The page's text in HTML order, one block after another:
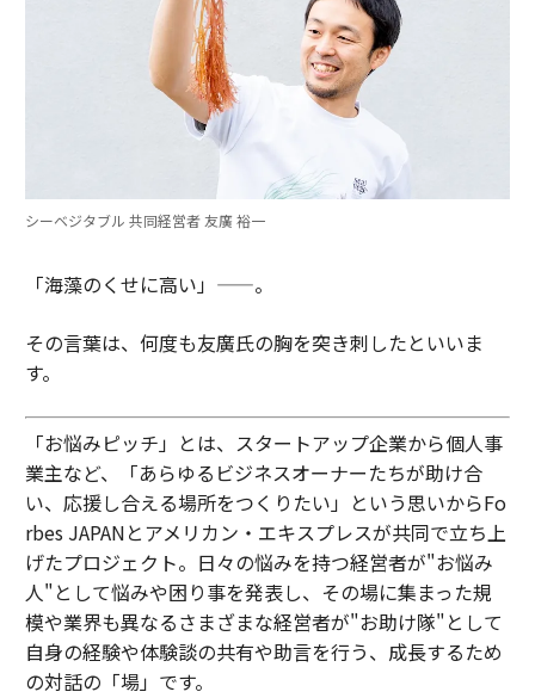
シーベジタブル 共同経営者 友廣 裕一
「海藻のくせに高い」——。
その言葉は、何度も友廣氏の胸を突き刺したといいま
す。
「お悩みピッチ」とは、スタートアップ企業から個人事
業主など、「あらゆるビジネスオーナーたちが助け合
い、応援し合える場所をつくりたい」という思いからFo
rbes JAPANとアメリカン・エキスプレスが共同で立ち上
げたプロジェクト。日々の悩みを持つ経営者が"お悩み
人"として悩みや困り事を発表し、その場に集まった規
模や業界も異なるさまざまな経営者が"お助け隊"として
自身の経験や体験談の共有や助言を行う、成長するため
の対話の「場」です。